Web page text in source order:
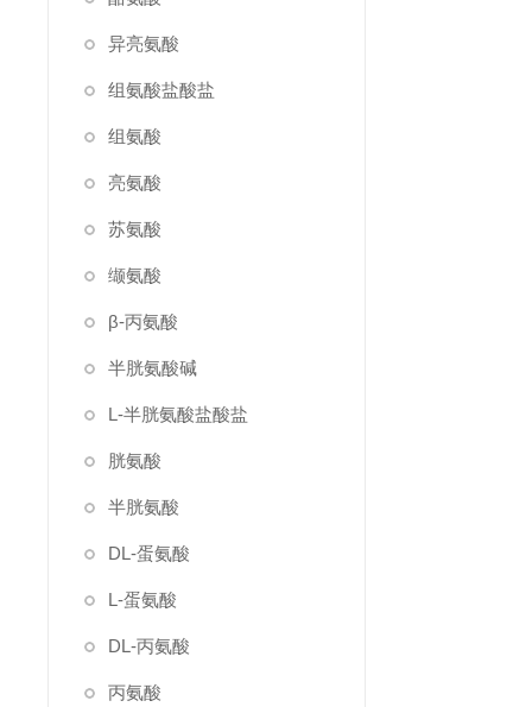
异亮氨酸
组氨酸盐酸盐
组氨酸
亮氨酸
苏氨酸
缬氨酸
β-丙氨酸
半胱氨酸碱
L-半胱氨酸盐酸盐
胱氨酸
半胱氨酸
DL-蛋氨酸
L-蛋氨酸
DL-丙氨酸
丙氨酸